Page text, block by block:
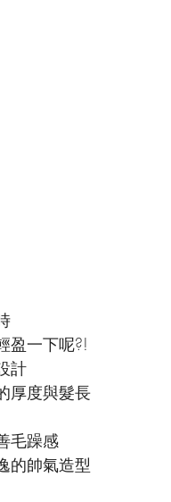
盈一下呢?!
計
厚度與髮長
毛躁感
的帥氣造型